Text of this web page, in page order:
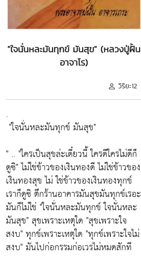
"ใจนั่นหละมันทุกข์ มันสุข" (หลวงปู่ฝั้น
อาจาโร)
วิริยะ12
.
"ใจนั่นหละมันทุกข์ มันสุข"
" .. "ใครเป็นสุขล่ะเดี๋ยวนี้ ใครดีใครไม่ดีก็
ดูซิ"ไม่ใช่ข้าวของเงินทองดี ไม่ใช่ข้าวของ
เงินทองสุข ไม่ ใช่ข้าวของเงินทองทุกข์
เราก็ดูซิ ตึกร้านอาคารมันสุขมันทุกข์เรอะ
มันก็ไม่ใช่ "ใจนั่นหละมันทุกข์ ใจนั่นหละ
มันสุข"สุขเพราะเหตุใด "สุขเพราะใจ
สงบ"ทุกข์เพราะเหตุใด "ทุกข์เพราะใจไม่
สงบ"มันไปก่อกรรมก่อเวรไม่หมดสักที